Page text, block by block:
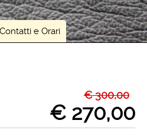
Contatti e Orari
€ 300,00
€ 270,00